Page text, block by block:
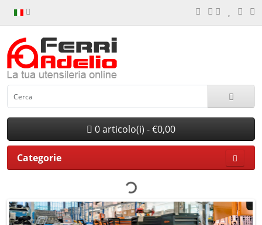
0 articolo(i) - €0,00
Categorie